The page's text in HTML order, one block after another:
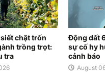
chặt trốn
trồng trọt:
tra
Động đất
sự cố hy
cảnh báo
August